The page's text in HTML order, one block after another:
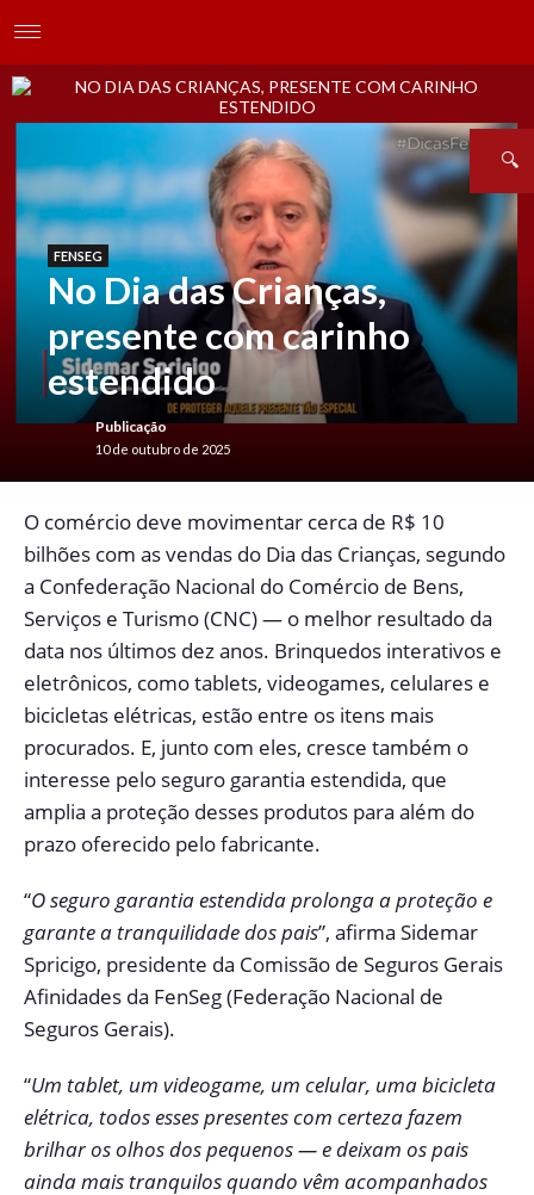
FENSEG
No Dia das Crianças,
presente com carinho
estendido
Publicação
10 de outubro de 2025
O comércio deve movimentar cerca de R$ 10
bilhões com as vendas do Dia das Crianças, segundo
a Confederação Nacional do Comércio de Bens,
Serviços e Turismo (CNC) — o melhor resultado da
data nos últimos dez anos. Brinquedos interativos e
eletrônicos, como tablets, videogames, celulares e
bicicletas elétricas, estão entre os itens mais
procurados. E, junto com eles, cresce também o
interesse pelo seguro garantia estendida, que
amplia a proteção desses produtos para além do
prazo oferecido pelo fabricante.
“O seguro garantia estendida prolonga a proteção e
garante a tranquilidade dos pais”, afirma Sidemar
Spricigo, presidente da Comissão de Seguros Gerais
Afinidades da FenSeg (Federação Nacional de
Seguros Gerais).
“Um tablet, um videogame, um celular, uma bicicleta
elétrica, todos esses presentes com certeza fazem
brilhar os olhos dos pequenos — e deixam os pais
ainda mais tranquilos quando vêm acompanhados